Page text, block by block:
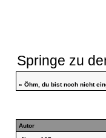
Springe zu
» Öhm, du bist noch nicht
Autor